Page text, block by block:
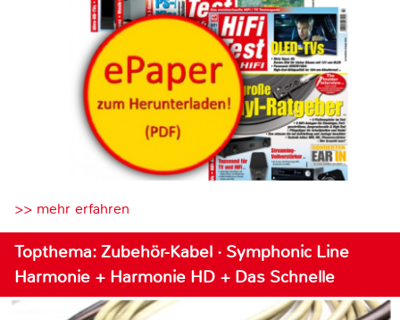
>> mehr erfahren
Topthema: Zubehör-Kabel · Symphonic Line
Harmonie + Harmonie HD + Das Schnelle